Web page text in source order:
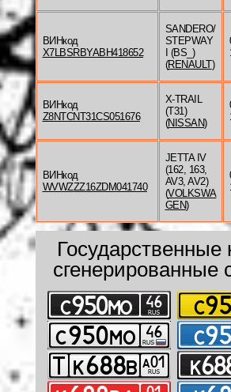
ВИНкод
X7LBSRBYABH418652
SANDERO/
STEPWAY
I (BS_)
(RENAULT)
ВИНкод
Z8NTCNT31CS051676
X-TRAIL
(T31)
(NISSAN)
ВИНкод
WVWZZZ16ZDM041740
JETTA IV
(162, 163,
AV3, AV2)
(VOLKSWA
GEN)
Государственные
сгенерированные